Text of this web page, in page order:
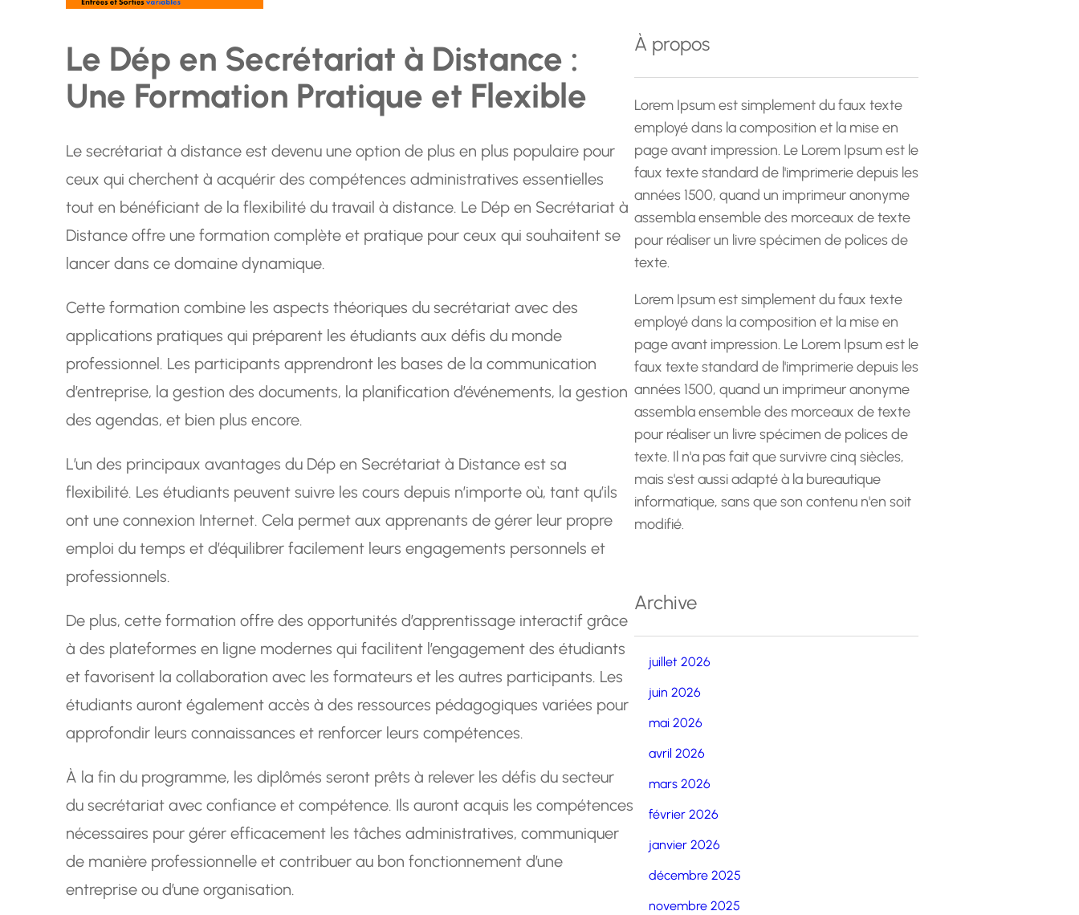
Le Dép en Secrétariat à Distance :
Une Formation Pratique et Flexible
Le secrétariat à distance est devenu une option de plus en plus populaire pour
ceux qui cherchent à acquérir des compétences administratives essentielles
tout en bénéficiant de la flexibilité du travail à distance. Le Dép en Secrétariat à
Distance offre une formation complète et pratique pour ceux qui souhaitent se
lancer dans ce domaine dynamique.
Cette formation combine les aspects théoriques du secrétariat avec des
applications pratiques qui préparent les étudiants aux défis du monde
professionnel. Les participants apprendront les bases de la communication
d’entreprise, la gestion des documents, la planification d’événements, la gestion
des agendas, et bien plus encore.
L’un des principaux avantages du Dép en Secrétariat à Distance est sa
flexibilité. Les étudiants peuvent suivre les cours depuis n’importe où, tant qu’ils
ont une connexion Internet. Cela permet aux apprenants de gérer leur propre
emploi du temps et d’équilibrer facilement leurs engagements personnels et
professionnels.
De plus, cette formation offre des opportunités d’apprentissage interactif grâce
à des plateformes en ligne modernes qui facilitent l’engagement des étudiants
et favorisent la collaboration avec les formateurs et les autres participants. Les
étudiants auront également accès à des ressources pédagogiques variées pour
approfondir leurs connaissances et renforcer leurs compétences.
À la fin du programme, les diplômés seront prêts à relever les défis du secteur
du secrétariat avec confiance et compétence. Ils auront acquis les compétences
nécessaires pour gérer efficacement les tâches administratives, communiquer
de manière professionnelle et contribuer au bon fonctionnement d’une
entreprise ou d’une organisation.
r
c
h
e
À propos
Lorem Ipsum est simplement du faux texte
employé dans la composition et la mise en
page avant impression. Le Lorem Ipsum est le
faux texte standard de l'imprimerie depuis les
années 1500, quand un imprimeur anonyme
assembla ensemble des morceaux de texte
pour réaliser un livre spécimen de polices de
texte.
Lorem Ipsum est simplement du faux texte
employé dans la composition et la mise en
page avant impression. Le Lorem Ipsum est le
faux texte standard de l'imprimerie depuis les
années 1500, quand un imprimeur anonyme
assembla ensemble des morceaux de texte
pour réaliser un livre spécimen de polices de
texte. Il n'a pas fait que survivre cinq siècles,
mais s'est aussi adapté à la bureautique
informatique, sans que son contenu n'en soit
modifié.
Archive
juillet 2026
juin 2026
mai 2026
avril 2026
mars 2026
février 2026
janvier 2026
décembre 2025
novembre 2025